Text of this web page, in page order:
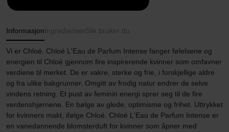
Informasjon Ingredienser Slik bruker du
Vi er Chloé. Chloé L'Eau de Parfum Intense fanger følelsene og
energien til Chloé gjennom fire inspirerende kvinner som omfavner
verdiene til merket. De er vakre, sterke og frie, i forskjellige aldre
og fra ulike bakgrunner. Omgitt av frodig natur endrer de selve
vindens retning. Et pust av feminin energi sprer seg til de fire
verdenshjørnene. En bølge av glede, optimisme og frihet. Uttrykket
for kvinners makt, ifølge Chloé. Chloé L'Eau de Parfum Intense er
en vanedannende blomsterduft for kvinner som åpner med